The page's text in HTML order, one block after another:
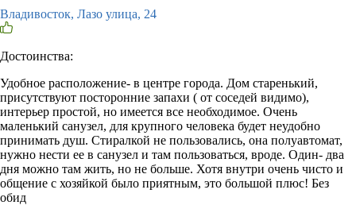
Владивосток, Лазо улица, 24
Достоинства:
Удобное расположение- в центре города. Дом старенький,
присутствуют посторонние запахи ( от соседей видимо),
интерьер простой, но имеется все необходимое. Очень
маленький санузел, для крупного человека будет неудобно
принимать душ. Стиралкой не пользовались, она полуавтомат,
нужно нести ее в санузел и там пользоваться, вроде. Один- два
дня можно там жить, но не больше. Хотя внутри очень чисто и
общение с хозяйкой было приятным, это большой плюс! Без
обид